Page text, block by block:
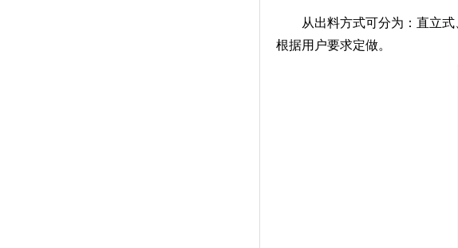
从出料方式可分为：直立
根据用户要求定做。